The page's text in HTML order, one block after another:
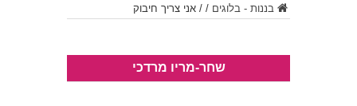
בננות - בלוגים /
/ אני צריך חיבוק
שחר-מריו מרדכי